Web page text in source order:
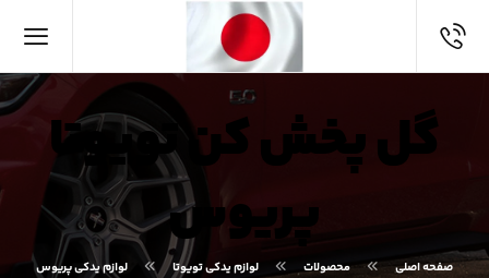
گل پخش کن تویوتا
پریوس
صفحه اصلی محصولات لوازم یدکی تویوتا لوازم یدکی پریوس